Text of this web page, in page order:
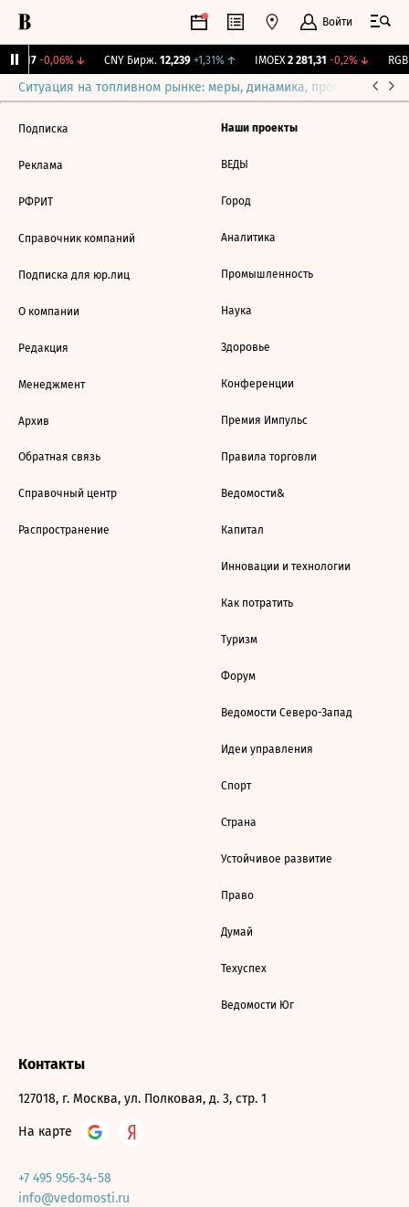
Войти
115,17 -0,06%↓ CNY Бирж. 12,239 +1,31%↑ IMOEX 2 281,31 -0,2%↓
Ситуация на топливном рынке: меры, динамика, прогнозы
Подписка
Реклама
РФРИТ
Справочник компаний
Подписка для юр.лиц
О компании
Редакция
Менеджмент
Архив
Обратная связь
Справочный центр
Распространение
Наши проекты
ВЕДЫ
Город
Аналитика
Промышленность
Наука
Здоровье
Конференции
Премия Импульс
Правила торговли
Ведомости&
Капитал
Инновации и технологии
Как потратить
Туризм
Форум
Ведомости Северо-Запад
Идеи управления
Спорт
Страна
Устойчивое развитие
Право
Думай
Техуспех
Ведомости Юг
Контакты
127018, г. Москва, ул. Полковая, д. 3, стр. 1
На карте
+7 495 956-34-58
info@vedomosti.ru